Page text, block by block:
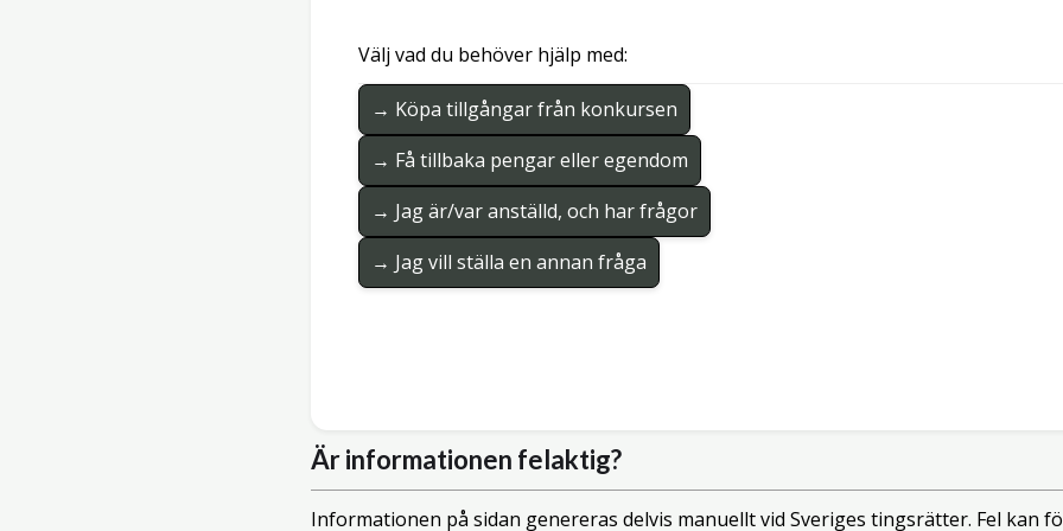
Välj vad du behöver hjälp med:
→ Köpa tillgångar från konkursen
→ Få tillbaka pengar eller egendom
→ Jag är/var anställd, och har frågor
→ Jag vill ställa en annan fråga
Är informationen felaktig?
Informationen på sidan genereras delvis manuellt vid Sveriges tingsrätter. Fel kan